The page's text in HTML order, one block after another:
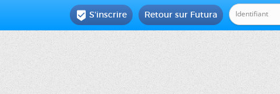
Retour sur Futura
 S'inscrire